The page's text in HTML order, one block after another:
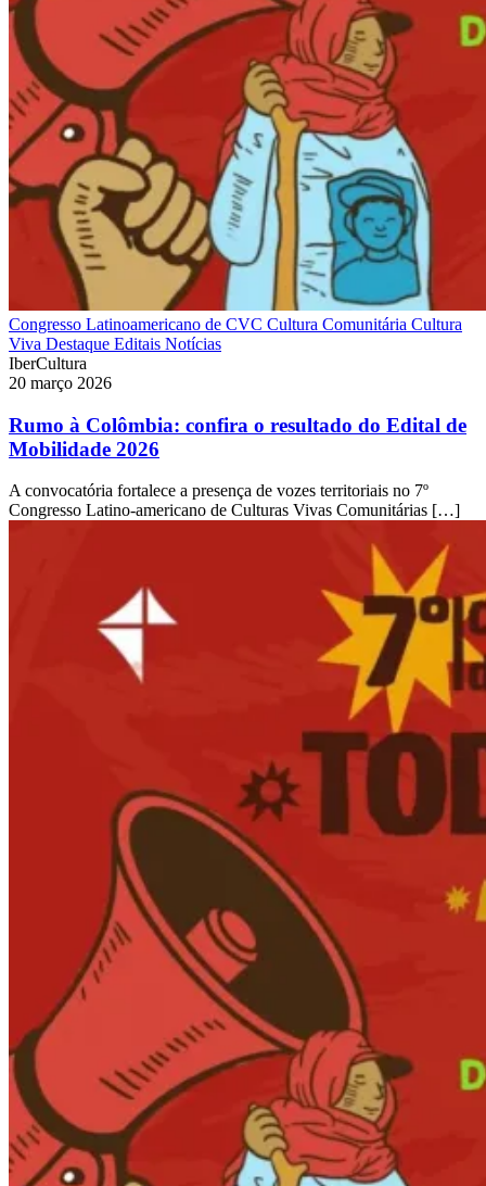
Congresso Latinoamericano de CVC Cultura Comunitária Cultura
Viva Destaque Editais Notícias
IberCultura
20 março 2026
Rumo à Colômbia: confira o resultado do Edital de
Mobilidade 2026
A convocatória fortalece a presença de vozes territoriais no 7º
Congresso Latino-americano de Culturas Vivas Comunitárias […]